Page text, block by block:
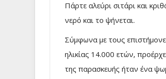
Πάρτε αλεύρι σιτάρι και
νερό και το ψήνεται.
Σύμφωνα με τους
ηλικίας 14.000 ετών,
της παρασκευής ήταν ένα